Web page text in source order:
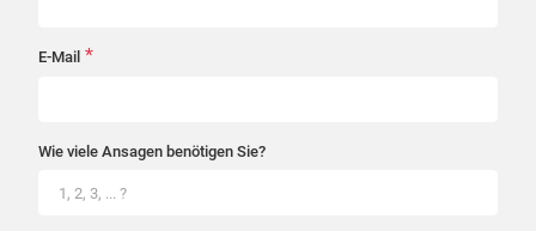
E-Mail *
Wie viele Ansagen benötigen Sie?